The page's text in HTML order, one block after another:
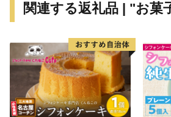
関連する返礼品 | "お菓